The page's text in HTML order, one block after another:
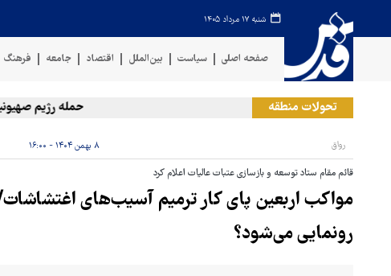
شنبه ۱۷ مرداد ۱۴۰۵
صفحه اصلی سیاست بین‌الملل اقتصاد جامعه فرهنگ
تحولات منطقه حمله رژیم صهیونیستی
رواق ۸ بهمن ۱۴۰۴ - ۱۶:۰۰
قائم مقام ستاد توسعه و بازسازی عتبات عالیات اعلام کرد
مواکب اربعین پای کار ترمیم آسیب‌های
رونمایی می‌شود؟